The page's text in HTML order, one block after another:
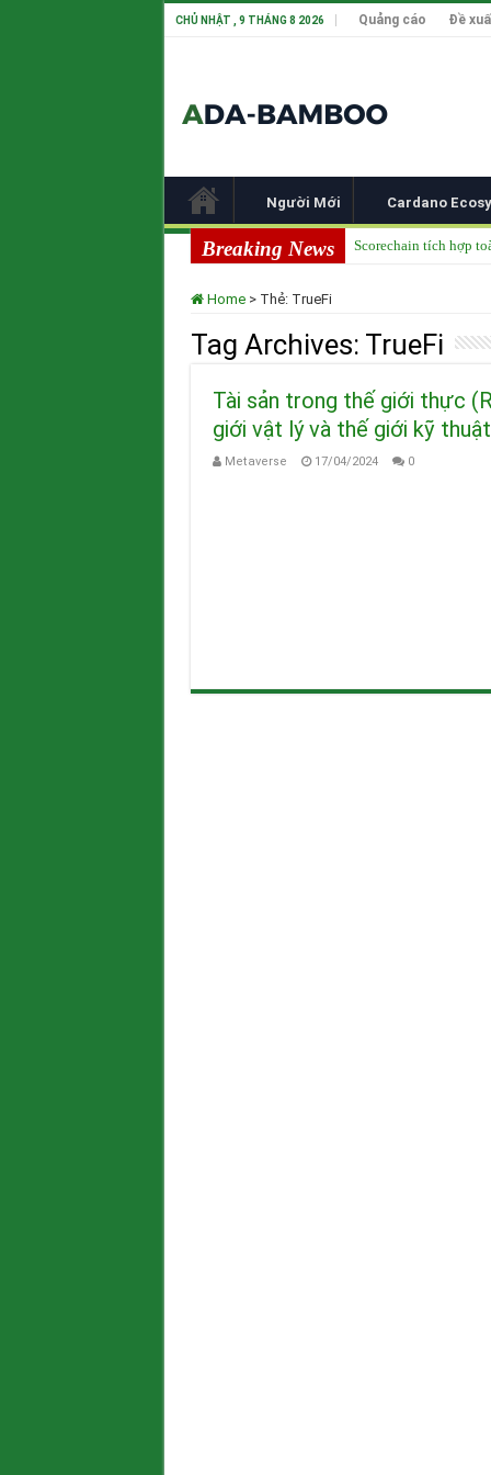
CHỦ NHẬT , 9 THÁNG 8 2026 Quảng cáo Đề
Người Mới Cardano
Breaking News Scorechain tích hợp
Input Output Tiên
Tầm nhìn của
Home > Thẻ: TrueFi
Tag Archives: TrueFi
Tài sản trong thế giới thực
giới vật lý và thế giới kỹ
Metaverse 17/04/2024 0